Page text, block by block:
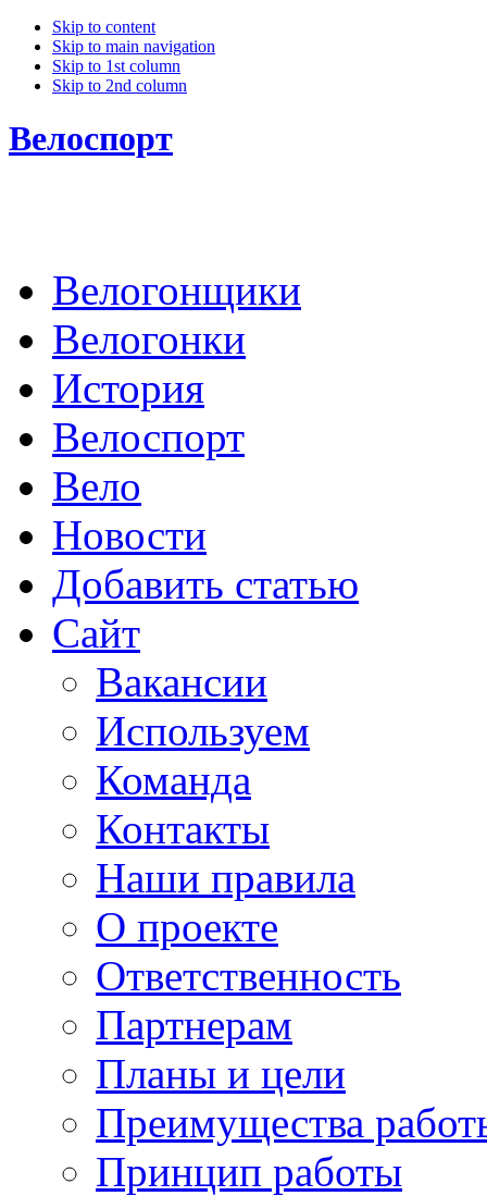
Skip to content
Skip to main navigation
Skip to 1st column
Skip to 2nd column
Велоспорт
Велогонщики
Велогонки
История
Велоспорт
Вело
Новости
Добавить статью
Сайт
Вакансии
Используем
Команда
Контакты
Наши правила
О проекте
Ответственность
Партнерам
Планы и цели
Преимущества
Принцип работы